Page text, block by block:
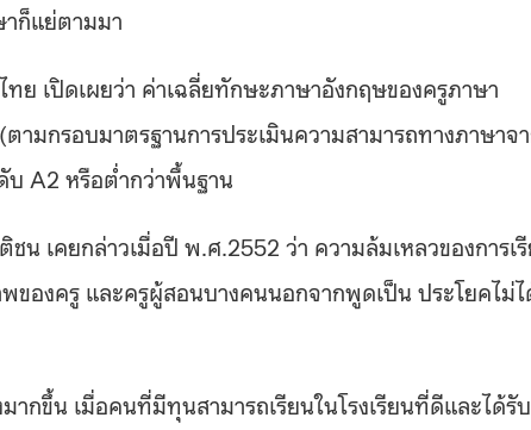
ก็แย่ตามมา
ย เปิดเผยว่า ค่าเฉลี่ยทักษะภาษาอังกฤษของครูภาษา
ตามกรอบมาตรฐานการประเมินความสามารถทางภาษาจ
บ A2 หรือต่ำกว่าพื้นฐาน
น เคยกล่าวเมื่อปี พ.ศ.2552 ว่า ความล้มเหลวของการเ
องครู และครูผู้สอนบางคนนอกจากพูดเป็น ประโยคไม่
กขึ้น เมื่อคนที่มีทุนสามารถเรียนในโรงเรียนที่ดีและได้รับ